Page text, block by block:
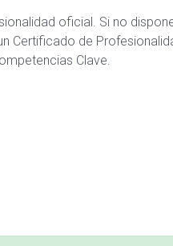
oficial. Si no
Certificado de
Clave.